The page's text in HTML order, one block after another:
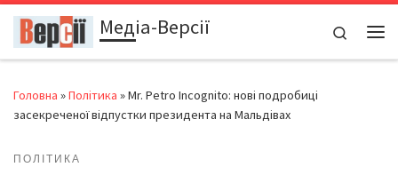
Перейти до вмістуМедіа-Версії
Search
Головна »Політика »Mr. Petro Incognito: нові подробиці
засекреченої відпустки президента на Мальдівах
ПОЛІТИКА